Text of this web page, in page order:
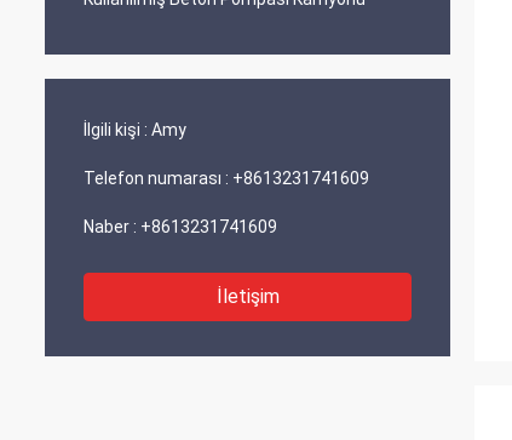
İlgili kişi : Amy
Telefon numarası : +8613231741609
Naber : +8613231741609
İletişim